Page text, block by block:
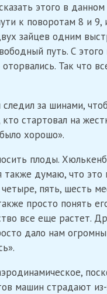
этого в
к поворотам 8 и
зайцев одним
путь. С
Так что
за шинами,
стартовал на
хорошо».
плоды.
думаю, что
пять, шесть
просто понять
все еще растет.
дало нам
машин страдают